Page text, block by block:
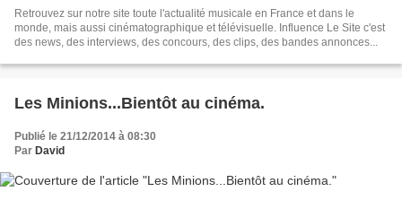
Retrouvez sur notre site toute l'actualité musicale en France et dans le
monde, mais aussi cinématographique et télévisuelle. Influence Le Site c'est
des news, des interviews, des concours, des clips, des bandes annonces...
Les Minions...Bientôt au cinéma.
Publié le 21/12/2014 à 08:30
Par David